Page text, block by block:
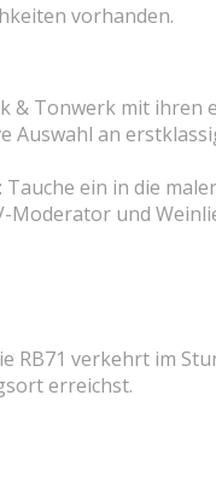
vorhanden.
& Tonwerk mit
Auswahl an
ein in die
Moderator und
RB71 verkehrt im
erreichst.